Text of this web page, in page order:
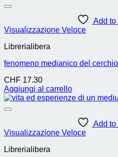
Add
Visualizzazione Veloce
Librerialibera
fenomeno medianico del
CHF 17.30
Aggiungi al carrello
Add
Visualizzazione Veloce
Librerialibera